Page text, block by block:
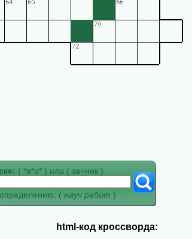
( *а*о* ) или ( за+ник )
( науч работ )
html-код кроссворда: